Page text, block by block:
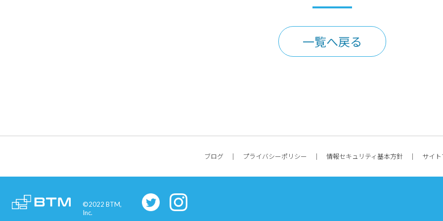
一覧へ戻る
ブログ プライバシーポリシー 情報セキュリティ基本方針 サイ
©2022 BTM,
Inc.